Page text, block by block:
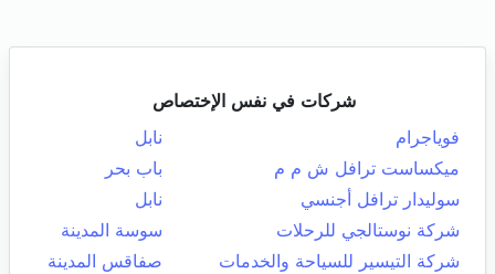
شركات في نفس الإختصاص
فوياجرام
نابل
ميكساست ترافل ش م م
باب بحر
سوليدار ترافل أجنسي
نابل
شركة نوستالجي للرحلات
سوسة المدينة
شركة التيسير للسياحة والخدمات
صفاقس المدينة